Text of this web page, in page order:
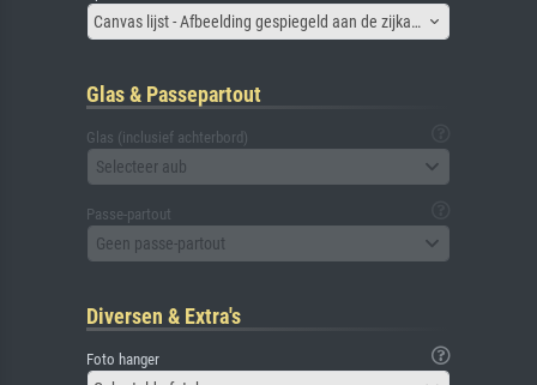
Canvas lijst - Afbeelding gespiegeld aan de zijkant
Glas & Passepartout
Glas (inclusief achterbord)
Selecteer aub
Passe-partout
Geen passe-partout
Diversen & Extra's
Foto hanger